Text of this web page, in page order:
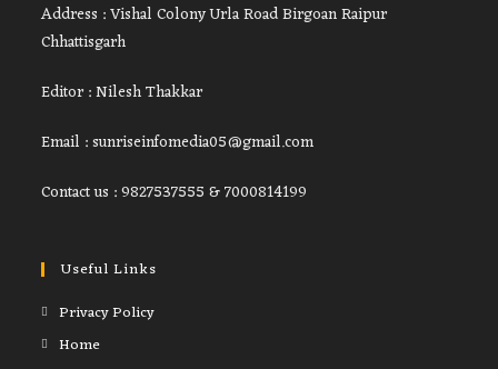
Address : Vishal Colony Urla Road Birgoan Raipur
Chhattisgarh
Editor : Nilesh Thakkar
Email : sunriseinfomedia05@gmail.com
Contact us : 9827537555 & 7000814199
Useful Links
Privacy Policy
Home